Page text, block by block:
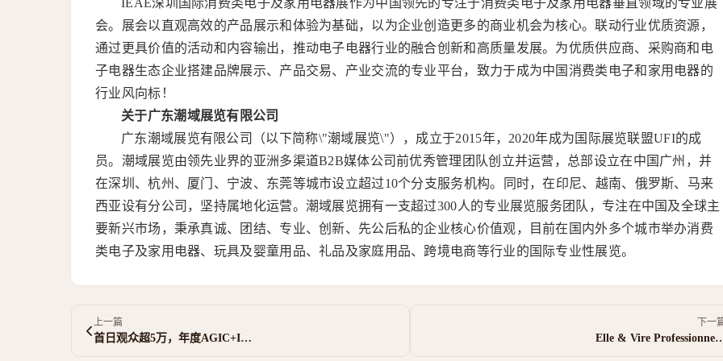
IEAE深圳国际消费类电子及家用电器展作为中国领先的专注于消费类电子及家用电器垂直领域的专业展
会。展会以直观高效的产品展示和体验为基础，以为企业创造更多的商业机会为核心。联动行业优质资源，
通过更具价值的活动和内容输出，推动电子电器行业的融合创新和高质量发展。为优质供应商、采购商和电
子电器生态企业搭建品牌展示、产品交易、产业交流的专业平台，致力于成为中国消费类电子和家用电器的
行业风向标！
关于广东潮域展览有限公司
广东潮域展览有限公司（以下简称\"潮域展览\"），成立于2015年，2020年成为国际展览联盟UFI的成
员。潮域展览由领先业界的亚洲多渠道B2B媒体公司前优秀管理团队创立并运营，总部设立在中国广州，并
在深圳、杭州、厦门、宁波、东莞等城市设立超过10个分支服务机构。同时，在印尼、越南、俄罗斯、马来
西亚设有分公司，坚持属地化运营。潮域展览拥有一支超过300人的专业展览服务团队，专注在中国及全球主
要新兴市场，秉承真诚、团结、专业、创新、先公后私的企业核心价值观，目前在国内外多个城市举办消费
类电子及家用电器、玩具及婴童用品、礼品及家庭用品、跨境电商等行业的国际专业性展览。
上一篇
首日观众超5万，年度AGIC+IOTE盛会于深圳…
下一
Elle & Vire